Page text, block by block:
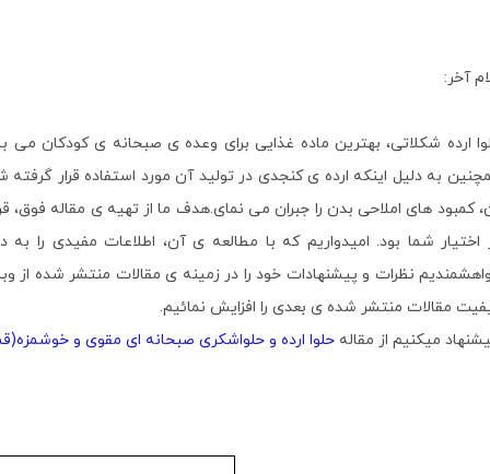
آخر:
ارده شکلاتی، بهترین ماده غذایی برای وعده ی صبحانه ی کودکان
به دلیل اینکه ارده ی کنجدی در تولید آن مورد استفاده قرار
کمبود های املاحی بدن را جبران می نمای.هدف ما از تهیه ی مقاله فوق،
اختیار شما بود. امیدواریم که با مطالعه ی آن، اطلاعات مفیدی را
نظرات و پیشنهادات خود را در زمینه ی مقالات منتشر شده از
مقالات منتشر شده ی بعدی را افزایش نمائیم.
میکنیم از مقاله حلوا ارده و حلواشکری صبحانه ای مقوی و